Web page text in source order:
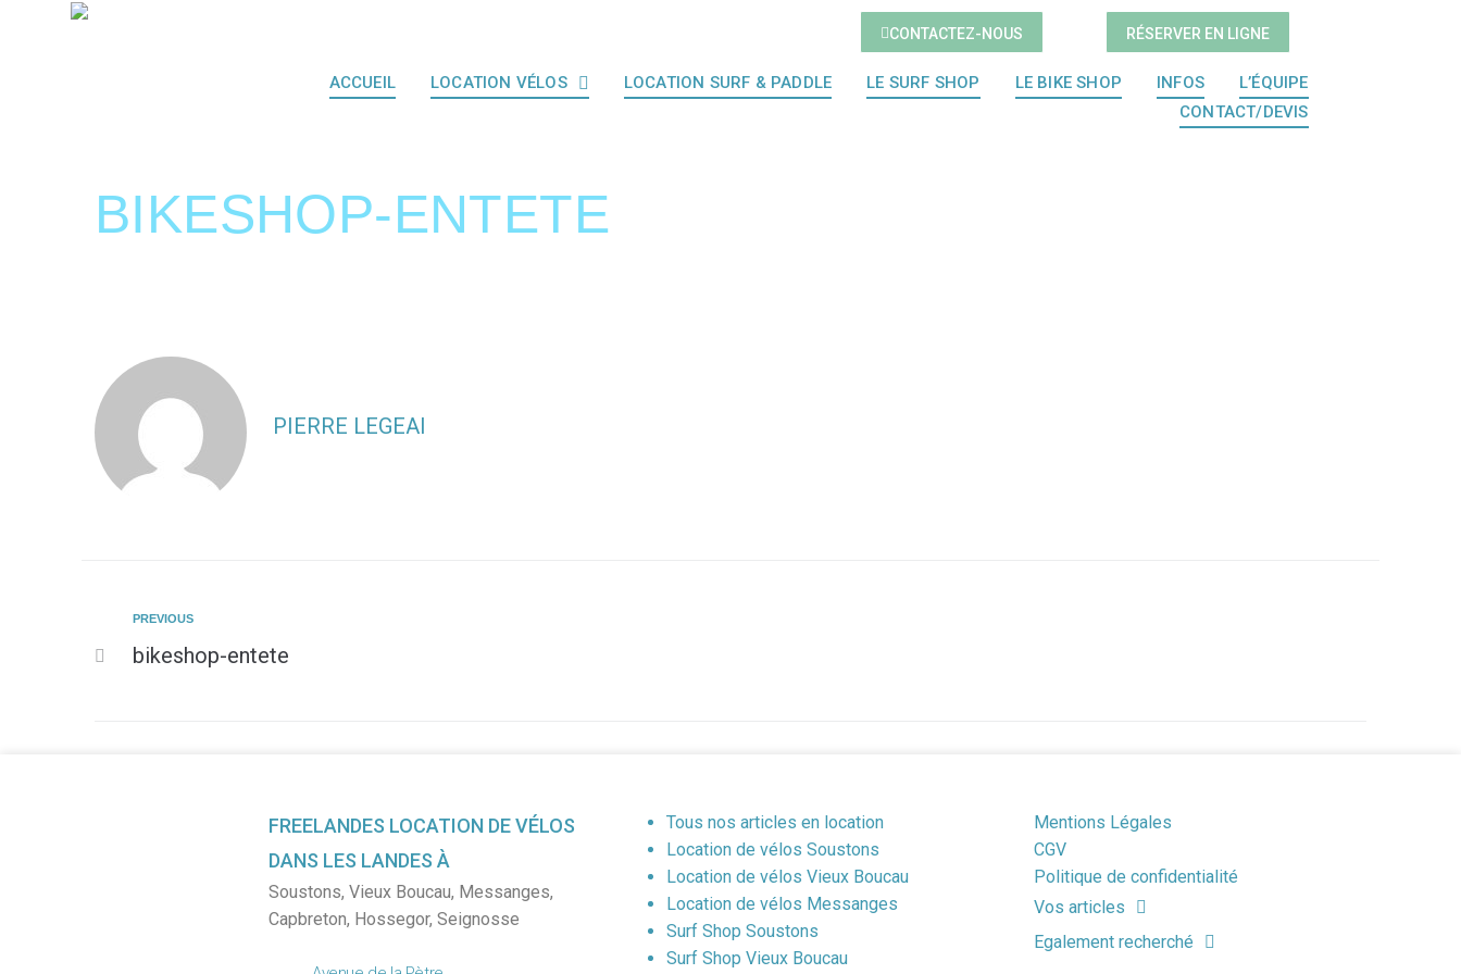
CONTACTEZ-NOUS RÉSERVER EN LIGNE
ACCUEIL LOCATION VÉLOS LOCATION SURF & PADDLE LE SURF SHOP LE BIKE SHOP INFOS
L’ÉQUIPE
CONTACT/DEVIS
BIKESHOP-ENTETE
PIERRE LEGEAI
PREVIOUS
bikeshop-entete
FREELANDES LOCATION DE VÉLOS
DANS LES LANDES À
Soustons,Vieux Boucau, Messanges,
Capbreton, Hossegor,Seignosse
Tous nos articles en location
Location de vélos Soustons
Location de vélos Vieux Boucau
Location de vélos Messanges
Surf Shop Soustons
Surf Shop Vieux Boucau
Mentions Légales
CGV
Politique de confidentialité
Vos articles
Egalement recherché